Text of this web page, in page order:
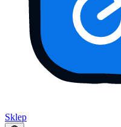
Sklep